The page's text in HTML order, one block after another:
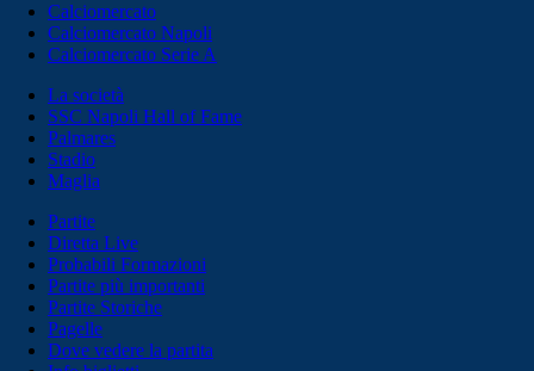
Calciomercato
Calciomercato Napoli
Calciomercato Serie A
La società
SSC Napoli Hall of Fame
Palmares
Stadio
Maglia
Partite
Diretta Live
Probabili Formazioni
Partite più importanti
Partite Storiche
Pagelle
Dove vedere la partita